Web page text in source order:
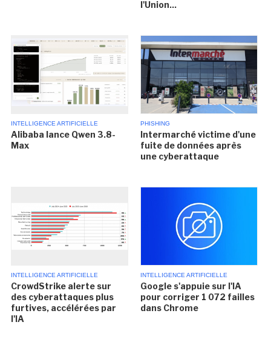
l'Union...
INTELLIGENCE ARTIFICIELLE
Alibaba lance Qwen 3.8-
Max
PHISHING
Intermarché victime d'une
fuite de données après
une cyberattaque
INTELLIGENCE ARTIFICIELLE
CrowdStrike alerte sur
des cyberattaques plus
furtives, accélérées par
l'IA
INTELLIGENCE ARTIFICIELLE
Google s'appuie sur l'IA
pour corriger 1 072 failles
dans Chrome